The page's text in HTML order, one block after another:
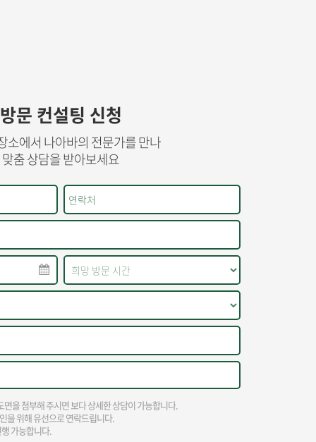
방문 컨설팅 신청
소에서 나아바의 전문가를 만나
맞춤 상담을 받아보세요